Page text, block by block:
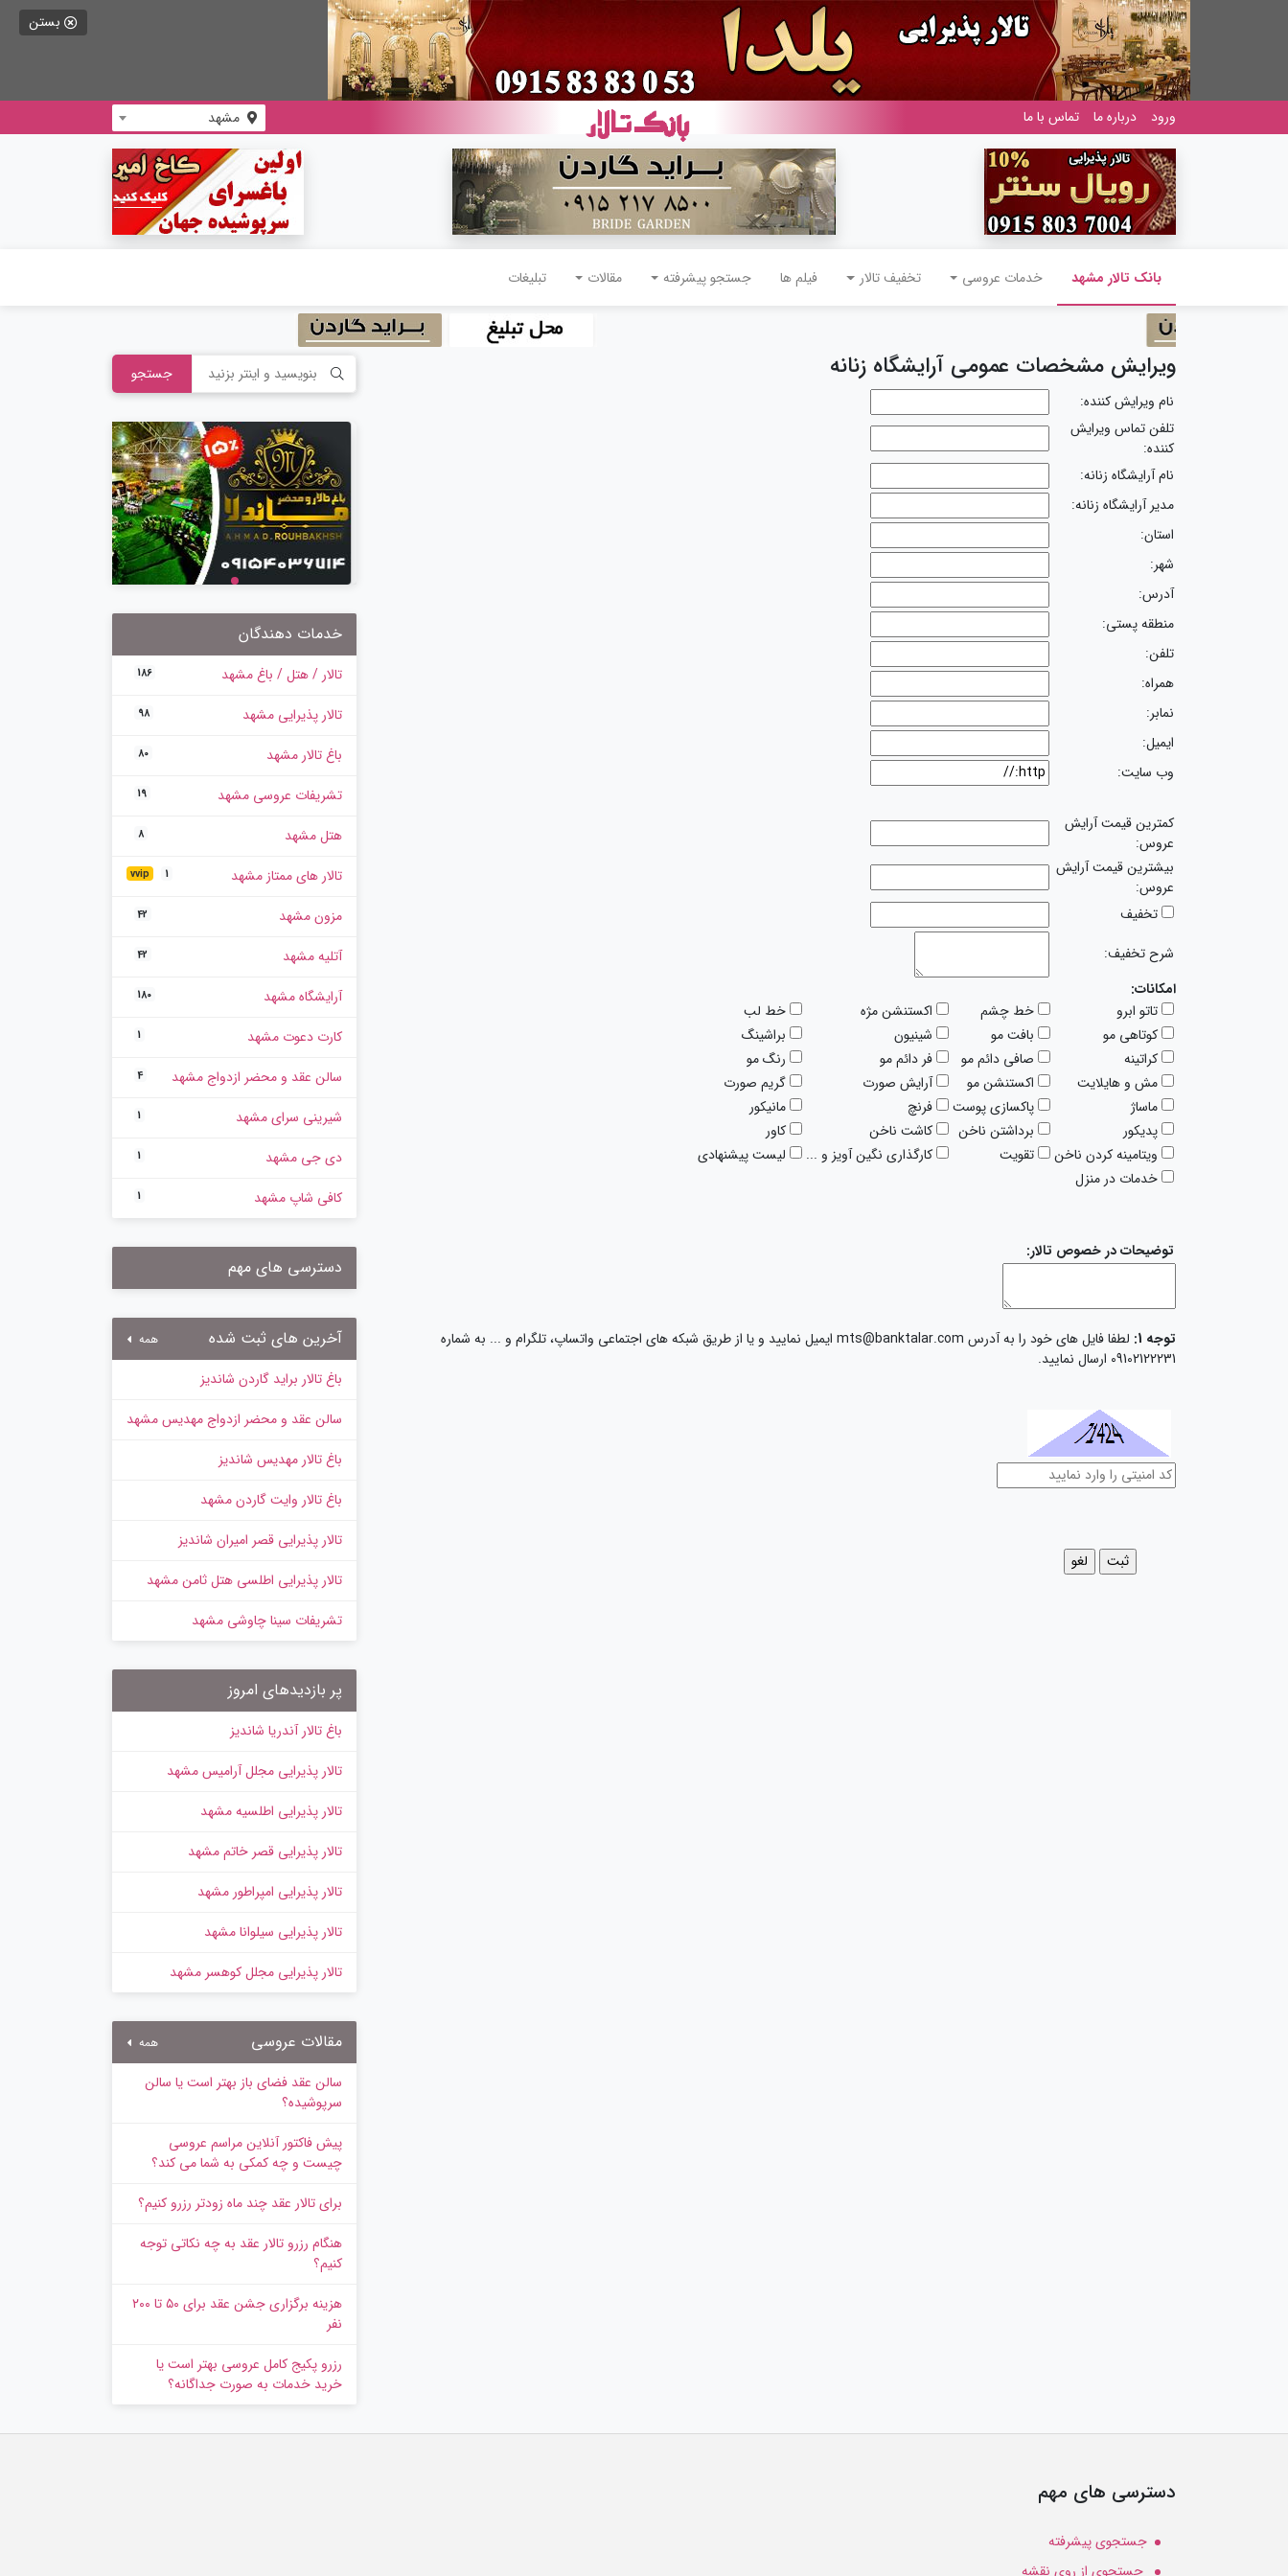
بستن
ورود درباره ما تماس با ما مشهد
بانک تالار مشهد
(current) خدمات عروسی تخفیف تالار فیلم ها جستجو پیشرفته مقالات تبلیغات
ویرایش مشخصات عمومی آرایشگاه زنانه
نام ویرایش کننده:
تلفن تماس ویرایش
کننده:
نام آرایشگاه زنانه:
مدیر آرایشگاه زنانه:
استان:
شهر:
آدرس:
منطقه پستی:
تلفن:
همراه:
نمابر:
ایمیل:
وب سایت:
کمترین قیمت آرایش
عروس:
بیشترین قیمت آرایش
عروس:
تخفیف
شرح تخفیف:
امکانات:
تاتو ابرو
خط چشم اکستنشن مژه
خط لب
کوتاهی مو
بافت مو شینیون
براشینگ
کراتینه
صافی دائم مو فر دائم مو
رنگ مو
مش و هایلایت
اکستنشن مو آرایش صورت
گریم صورت
ماساژ
پاکسازی پوست فرنچ
مانیکور
پدیکور
برداشتن ناخن کاشت ناخن
کاور
ویتامینه کردن ناخن
تقویت کارگذاری نگین آویز و ...
لیست پیشنهادی
خدمات در منزل
توضیحات در خصوص تالار:
توجه 1:
لطفا فایل های خود را به آدرس mts@banktalar.com ایمیل نمایید و یا از طریق شبکه های اجتماعی واتساپ، تلگرام و ... به شماره
09102122231 ارسال نمایید.
جستجو
خدمات دهندگان
تالار / هتل / باغ مشهد 186
تالار پذیرایی مشهد 98
باغ تالار مشهد 80
تشریفات عروسی مشهد 19
هتل مشهد 8
تالار های ممتاز مشهد vvip 1
مزون مشهد 42
آتلیه مشهد 42
آرایشگاه مشهد 180
کارت دعوت مشهد 1
سالن عقد و محضر ازدواج مشهد 4
شیرینی سرای مشهد 1
دی جی مشهد 1
کافی شاپ مشهد 1
دسترسی های مهم
آخرین های ثبت شده همه
باغ تالار براید گاردن شاندیز
سالن عقد و محضر ازدواج مهدیس مشهد
باغ تالار مهدیس شاندیز
باغ تالار وایت گاردن مشهد
تالار پذیرایی قصر امیران شاندیز
تالار پذیرایی اطلسی هتل ثامن مشهد
تشریفات سینا چاوشی مشهد
پر بازدیدهای امروز
باغ تالار آندریا شاندیز
تالار پذیرایی مجلل آرامیس مشهد
تالار پذیرایی اطلسیه مشهد
تالار پذیرایی قصر خاتم مشهد
تالار پذیرایی امپراطور مشهد
تالار پذیرایی سیلوانا مشهد
تالار پذیرایی مجلل کوهسر مشهد
مقالات عروسی همه
سالن عقد فضای باز بهتر است یا سالن
سرپوشیده؟
پیش‌ فاکتور آنلاین مراسم عروسی
چیست و چه کمکی به شما می کند؟
برای تالار عقد چند ماه زودتر رزرو کنیم؟
هنگام رزرو تالار عقد به چه نکاتی توجه
کنیم؟
هزینه برگزاری جشن عقد برای ۵۰ تا ۲۰۰
نفر
رزرو پکیج کامل عروسی بهتر است یا
خرید خدمات به‌ صورت جداگانه؟
دسترسی های مهم
جستجوی پیشرفته
جستجوی از روی نقشه